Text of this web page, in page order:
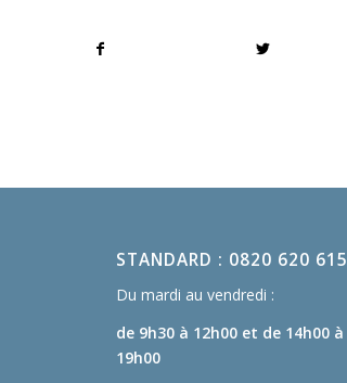
STANDARD : 0820 620 615
Du mardi au vendredi :
de 9h30 à 12h00 et de 14h00 à
19h00